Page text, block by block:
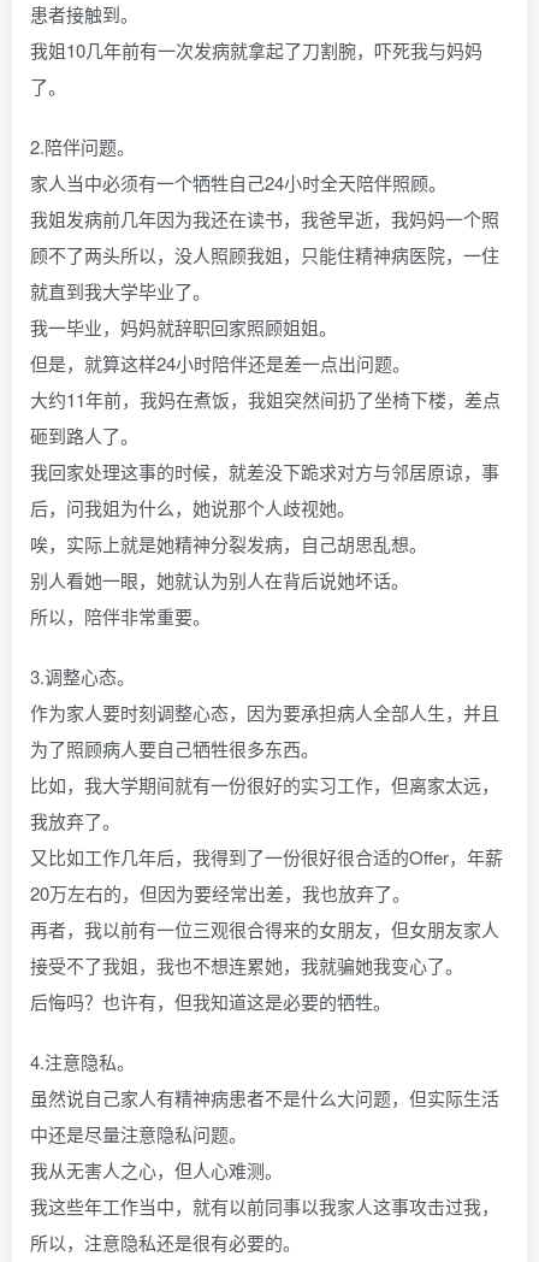
患者接触到。
我姐10几年前有一次发病就拿起了刀割腕，吓死我与妈妈
了。
2.陪伴问题。
家人当中必须有一个牺牲自己24小时全天陪伴照顾。
我姐发病前几年因为我还在读书，我爸早逝，我妈妈一个照
顾不了两头所以，没人照顾我姐，只能住精神病医院，一住
就直到我大学毕业了。
我一毕业，妈妈就辞职回家照顾姐姐。
但是，就算这样24小时陪伴还是差一点出问题。
大约11年前，我妈在煮饭，我姐突然间扔了坐椅下楼，差点
砸到路人了。
我回家处理这事的时候，就差没下跪求对方与邻居原谅，事
后，问我姐为什么，她说那个人歧视她。
唉，实际上就是她精神分裂发病，自己胡思乱想。
别人看她一眼，她就认为别人在背后说她坏话。
所以，陪伴非常重要。
3.调整心态。
作为家人要时刻调整心态，因为要承担病人全部人生，并且
为了照顾病人要自己牺牲很多东西。
比如，我大学期间就有一份很好的实习工作，但离家太远，
我放弃了。
又比如工作几年后，我得到了一份很好很合适的Offer，年薪
20万左右的，但因为要经常出差，我也放弃了。
再者，我以前有一位三观很合得来的女朋友，但女朋友家人
接受不了我姐，我也不想连累她，我就骗她我变心了。
后悔吗？也许有，但我知道这是必要的牺牲。
4.注意隐私。
虽然说自己家人有精神病患者不是什么大问题，但实际生活
中还是尽量注意隐私问题。
我从无害人之心，但人心难测。
我这些年工作当中，就有以前同事以我家人这事攻击过我，
所以，注意隐私还是很有必要的。